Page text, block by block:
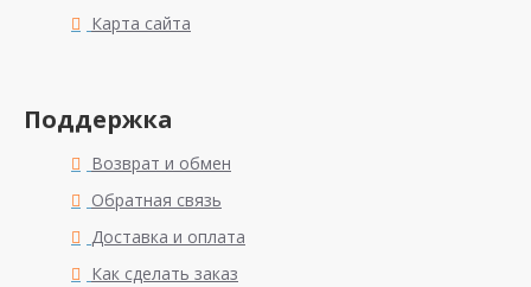
Карта сайта
Поддержка
Возврат и обмен
Обратная связь
Доставка и оплата
Как сделать заказ